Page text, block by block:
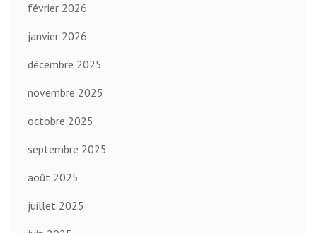
février 2026
janvier 2026
décembre 2025
novembre 2025
octobre 2025
septembre 2025
août 2025
juillet 2025